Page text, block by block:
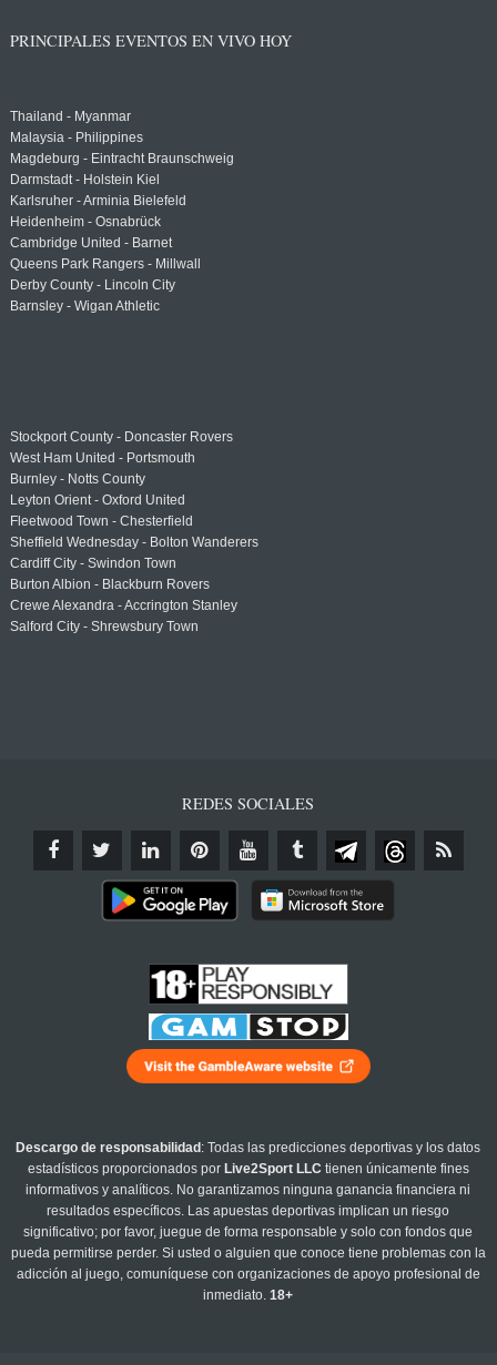
PRINCIPALES EVENTOS EN VIVO HOY
Thailand - Myanmar
Malaysia - Philippines
Magdeburg - Eintracht Braunschweig
Darmstadt - Holstein Kiel
Karlsruher - Arminia Bielefeld
Heidenheim - Osnabrück
Cambridge United - Barnet
Queens Park Rangers - Millwall
Derby County - Lincoln City
Barnsley - Wigan Athletic
Stockport County - Doncaster Rovers
West Ham United - Portsmouth
Burnley - Notts County
Leyton Orient - Oxford United
Fleetwood Town - Chesterfield
Sheffield Wednesday - Bolton Wanderers
Cardiff City - Swindon Town
Burton Albion - Blackburn Rovers
Crewe Alexandra - Accrington Stanley
Salford City - Shrewsbury Town
REDES SOCIALES
Descargo de responsabilidad : Todas las predicciones deportivas y los datos
estadísticos proporcionados por Live2Sport LLC tienen únicamente fines
informativos y analíticos. No garantizamos ninguna ganancia financiera ni
resultados específicos. Las apuestas deportivas implican un riesgo
significativo; por favor, juegue de forma responsable y solo con fondos que
pueda permitirse perder. Si usted o alguien que conoce tiene problemas con la
adicción al juego, comuníquese con organizaciones de apoyo profesional de
inmediato.18+